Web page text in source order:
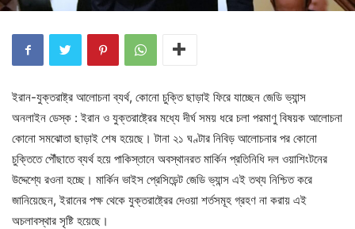
ইরান-যুক্তরাষ্ট্র আলোচনা ব্যর্থ, কোনো চুক্তি ছাড়াই ফিরে যাচ্ছেন জেডি ভ্যান্স
অনলাইন ডেস্ক : ইরান ও যুক্তরাষ্ট্রের মধ্যে দীর্ঘ সময় ধরে চলা পরমাণু বিষয়ক আলোচনা
কোনো সমঝোতা ছাড়াই শেষ হয়েছে। টানা ২১ ঘণ্টার নিবিড় আলোচনার পর কোনো
চুক্তিতে পৌঁছাতে ব্যর্থ হয়ে পাকিস্তানে অবস্থানরত মার্কিন প্রতিনিধি দল ওয়াশিংটনের
উদ্দেশ্যে রওনা হচ্ছে। মার্কিন ভাইস প্রেসিডেন্ট জেডি ভ্যান্স এই তথ্য নিশ্চিত করে
জানিয়েছেন, ইরানের পক্ষ থেকে যুক্তরাষ্ট্রের দেওয়া শর্তসমূহ গ্রহণ না করায় এই
অচলাবস্থার সৃষ্টি হয়েছে।